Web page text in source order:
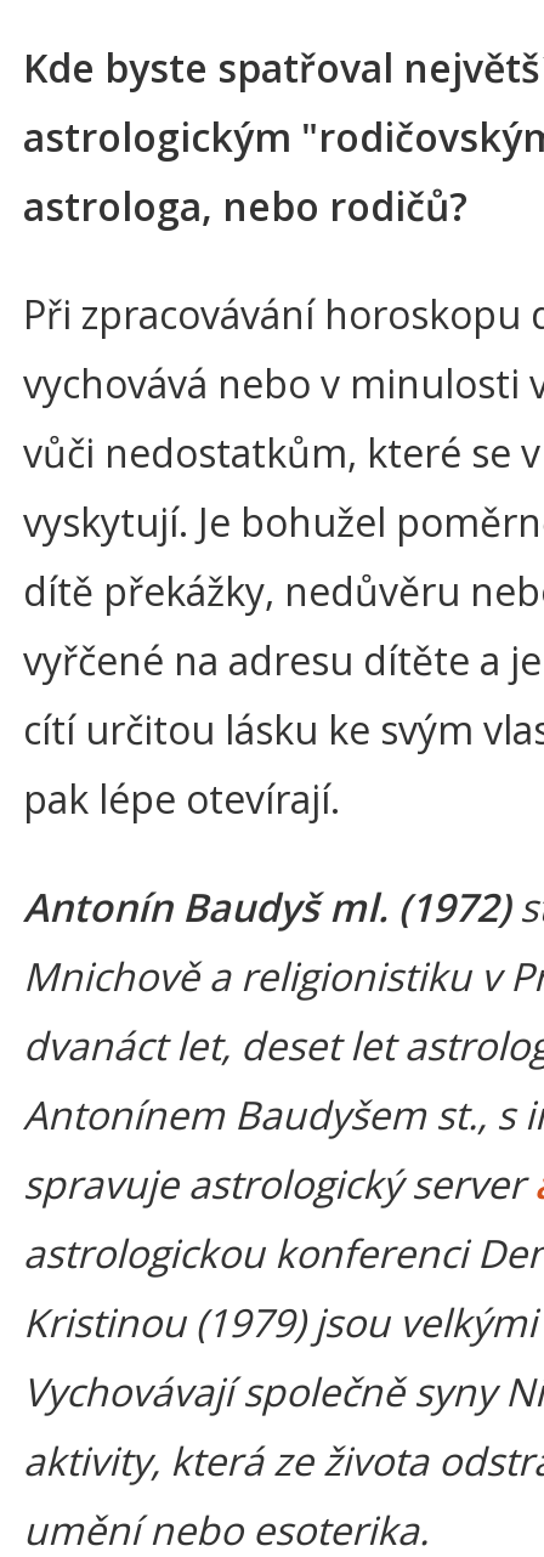
Kde byste spatřoval
astrologickým
astrologa, nebo rodičů?
Při zpracovávání
vychovává nebo v minulosti
vůči nedostatkům, které se
vyskytují. Je bohužel
dítě překážky, nedůvěru
vyřčené na adresu dítěte a
cítí určitou lásku ke svým
pak lépe otevírají.
Antonín Baudyš ml. (1972)
Mnichově a religionistiku v
dvanáct let, deset let
Antonínem Baudyšem st., s
spravuje astrologický server
astrologickou konferenci
Kristinou (1979) jsou
Vychovávají společně syny
aktivity, která ze života
umění nebo esoterika.